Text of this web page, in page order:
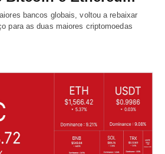
bancos globais, voltou a rebaixar
para as duas maiores criptomoedas